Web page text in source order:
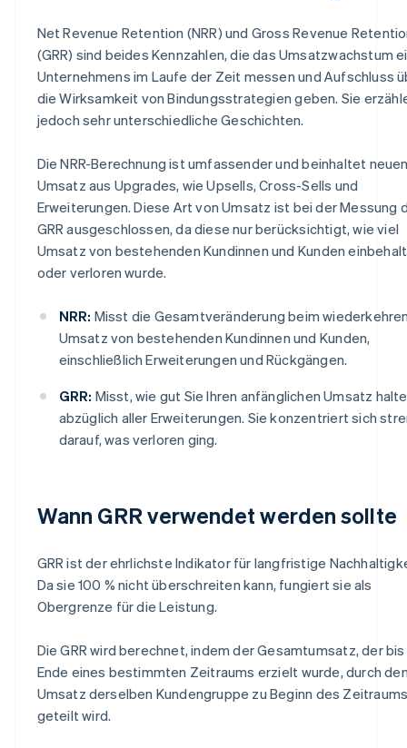
Net Revenue Retention (NRR) und Gross Revenue
(GRR) sind beides Kennzahlen, die das Umsatzwachstum
Unternehmens im Laufe der Zeit messen und Aufschluss
die Wirksamkeit von Bindungsstrategien geben. Sie
jedoch sehr unterschiedliche Geschichten.
Die NRR-Berechnung ist umfassender und beinhaltet
Umsatz aus Upgrades, wie Upsells, Cross-Sells und
Erweiterungen. Diese Art von Umsatz ist bei der Messung
GRR ausgeschlossen, da diese nur berücksichtigt, wie viel
Umsatz von bestehenden Kundinnen und Kunden
oder verloren wurde.
NRR: Misst die Gesamtveränderung beim
Umsatz von bestehenden Kundinnen und Kunden,
einschließlich Erweiterungen und Rückgängen.
GRR: Misst, wie gut Sie Ihren anfänglichen Umsatz
abzüglich aller Erweiterungen. Sie konzentriert sich
darauf, was verloren ging.
Wann GRR verwendet werden sollte
GRR ist der ehrlichste Indikator für langfristige
Da sie 100 % nicht überschreiten kann, fungiert sie als
Obergrenze für die Leistung.
Die GRR wird berechnet, indem der Gesamtumsatz, der
Ende eines bestimmten Zeitraums erzielt wurde, durch
Umsatz derselben Kundengruppe zu Beginn des
geteilt wird.